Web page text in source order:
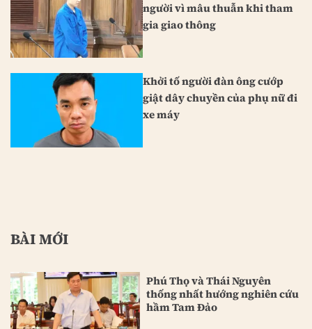
người vì mâu thuẫn khi tham
gia giao thông
Khởi tố người đàn ông cướp
giật dây chuyền của phụ nữ đi
xe máy
BÀI MỚI
Phú Thọ và Thái Nguyên
thống nhất hướng nghiên cứu
hầm Tam Đảo